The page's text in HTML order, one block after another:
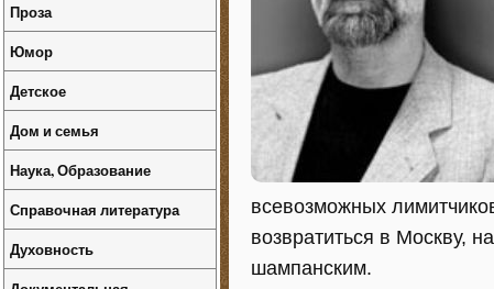
всевозможных
возвратиться в Москву,
шампанским.
Проза
Юмор
Детское
Дом и семья
Наука, Образование
Справочная литература
Духовность